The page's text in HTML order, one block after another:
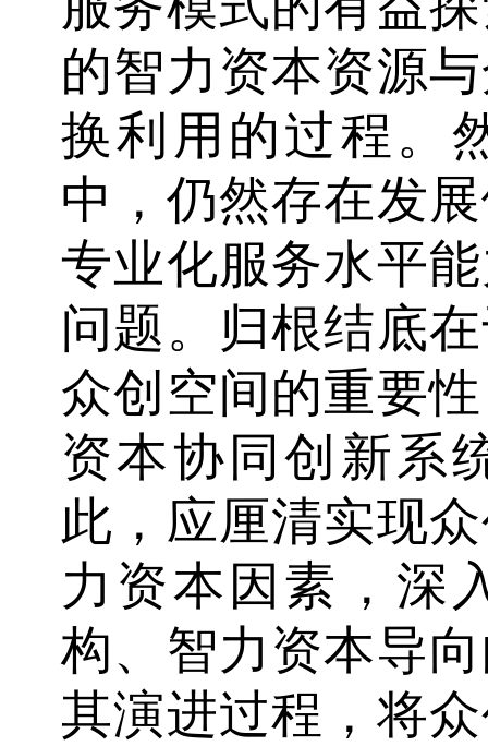
的智力资本资源
换利用的过程。
中，仍然存在发
专业化服务水平
问题。归根结底
众创空间的重要
资本协同创新系
此，应厘清实现
力资本因素，深
构、智力资本导
其演进过程，将